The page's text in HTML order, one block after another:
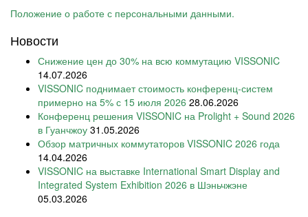
Положение о работе с персональными данными.
Новости
Снижение цен до 30% на всю коммутацию VISSONIC
14.07.2026
VISSONIC поднимает стоимость конференц-систем
примерно на 5% с 15 июля 2026 28.06.2026
Конференц решения VISSONIC на Prolight + Sound 2026
в Гуанчжоу 31.05.2026
Обзор матричных коммутаторов VISSONIC 2026 года
14.04.2026
VISSONIC на выставке International Smart Display and
Integrated System Exhibition 2026 в Шэньчжэне
05.03.2026